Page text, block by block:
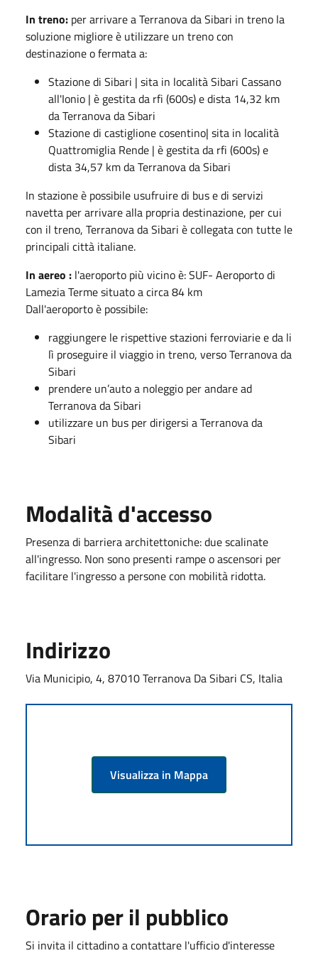
In treno: per arrivare a Terranova da Sibari in treno la
soluzione migliore è utilizzare un treno con
destinazione o fermata a:
Stazione di Sibari | sita in località Sibari Cassano
all'Ionio | è gestita da rfi (600s) e dista 14,32 km
da Terranova da Sibari
Stazione di castiglione cosentino| sita in località
Quattromiglia Rende | è gestita da rfi (600s) e
dista 34,57 km da Terranova da Sibari
In stazione è possibile usufruire di bus e di servizi
navetta per arrivare alla propria destinazione, per cui
con il treno, Terranova da Sibari è collegata con tutte le
principali città italiane.
In aereo : l'aeroporto più vicino è: SUF- Aeroporto di
Lamezia Terme situato a circa 84 km
Dall'aeroporto è possibile:
raggiungere le rispettive stazioni ferroviarie e da li
lì proseguire il viaggio in treno, verso Terranova da
Sibari
prendere un’auto a noleggio per andare ad
Terranova da Sibari
utilizzare un bus per dirigersi a Terranova da
Sibari
Modalità d'accesso
Presenza di barriera architettoniche: due scalinate
all'ingresso. Non sono presenti rampe o ascensori per
facilitare l'ingresso a persone con mobilità ridotta.
Indirizzo
Via Municipio, 4, 87010 Terranova Da Sibari CS, Italia
Visualizza in Mappa
Orario per il pubblico
Si invita il cittadino a contattare l'ufficio d'interesse